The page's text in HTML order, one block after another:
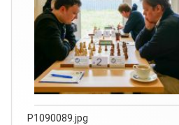
P1090089.jpg